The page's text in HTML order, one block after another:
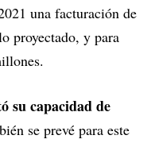
una facturación de
proyectado, y para
su capacidad de
se prevé para este